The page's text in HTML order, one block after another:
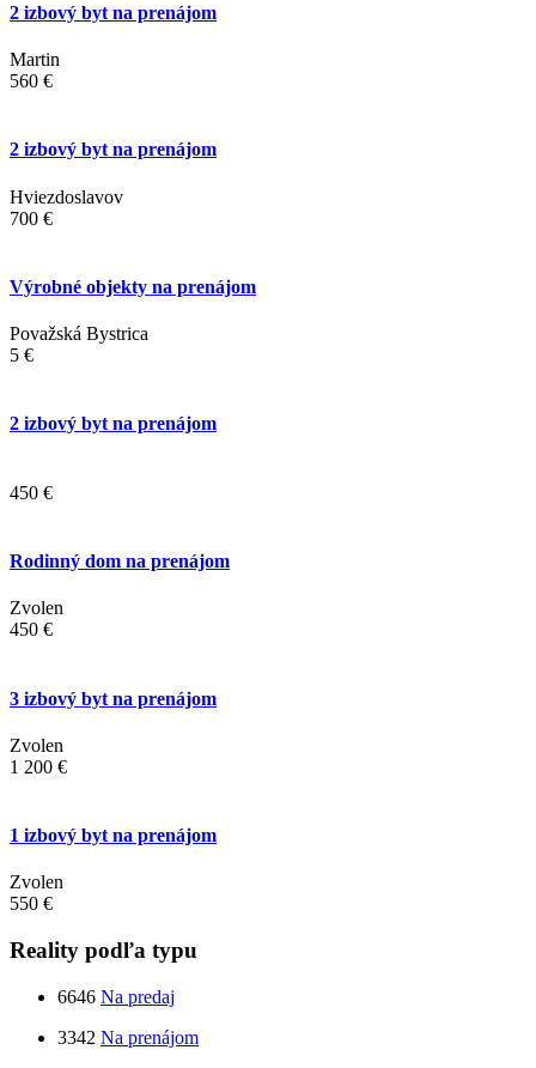
2 izbový byt na prenájom
Martin
560 €
2 izbový byt na prenájom
Hviezdoslavov
700 €
Výrobné objekty na prenájom
Považská Bystrica
5 €
2 izbový byt na prenájom
450 €
Rodinný dom na prenájom
Zvolen
450 €
3 izbový byt na prenájom
Zvolen
1 200 €
1 izbový byt na prenájom
Zvolen
550 €
Reality podľa typu
6646 Na predaj
3342 Na prenájom